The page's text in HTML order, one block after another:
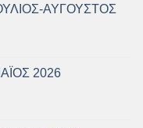
ΑΥΓΟΥΣΤΟΣ
2026